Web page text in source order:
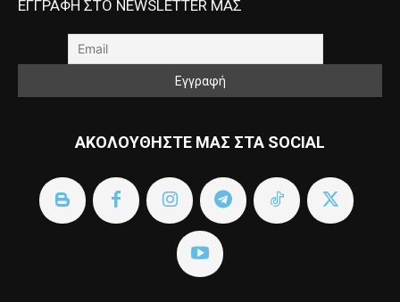
ΕΓΓΡΑΦΗ ΣΤΟ NEWSLETTER ΜΑΣ
ΑΚΟΛΟΥΘΗΣΤΕ ΜΑΣ ΣΤΑ SOCIAL